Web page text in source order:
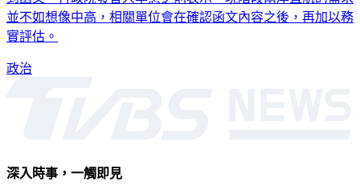
並不如想像中高，相關單位會在確認函文內容之後，再加以務
實評估。
政治
深入時事，一觸即見